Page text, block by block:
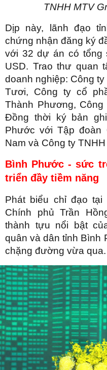
TNHH MTV
Dịp này, lãnh đạo
chứng nhận đăng ký
với 32 dự án có tổng
USD. Trao thư quan
doanh nghiệp: Công
Tươi, Công ty cổ
Thành Phương,
Đồng thời ký bản
Phước với Tập đoàn
Nam và Công ty
Bình Phước - sức
triển đầy tiềm năng
Phát biểu chỉ đạo
Chính phủ Trần
thành tựu nổi bật
quân và dân tỉnh Bình
chặng đường vừa qua.